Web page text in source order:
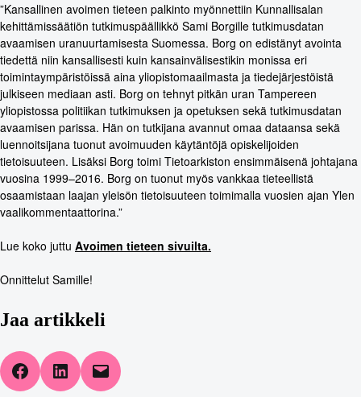
”Kansallinen avoimen tieteen palkinto myönnettiin Kunnallisalan
kehittämissäätiön tutkimuspäällikkö Sami Borgille tutkimusdatan
avaamisen uranuurtamisesta Suomessa. Borg on edistänyt avointa
tiedettä niin kansallisesti kuin kansainvälisestikin monissa eri
toimintaympäristöissä aina yliopistomaailmasta ja tiedejärjestöistä
julkiseen mediaan asti. Borg on tehnyt pitkän uran Tampereen
yliopistossa politiikan tutkimuksen ja opetuksen sekä tutkimusdatan
avaamisen parissa. Hän on tutkijana avannut omaa dataansa sekä
luennoitsijana tuonut avoimuuden käytäntöjä opiskelijoiden
tietoisuuteen. Lisäksi Borg toimi Tietoarkiston ensimmäisenä johtajana
vuosina 1999–2016. Borg on tuonut myös vankkaa tieteellistä
osaamistaan laajan yleisön tietoisuuteen toimimalla vuosien ajan Ylen
vaalikommentaattorina.”
Lue koko juttu Avoimen tieteen sivuilta.
Onnittelut Samille!
Jaa artikkeli
Share on Facebook
Share on LinkedIn
Email this Page